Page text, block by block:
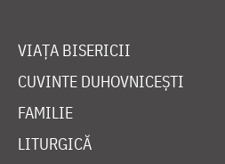
VIAȚA BISERICII
CUVINTE DUHOVNICEȘTI
FAMILIE
LITURGICĂ